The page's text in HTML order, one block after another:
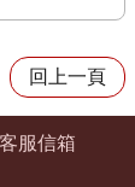
回上一頁
客服信箱